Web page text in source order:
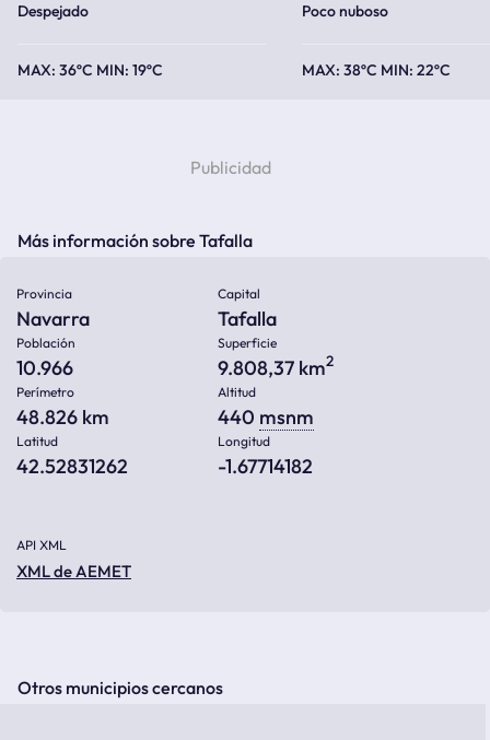
Despejado
36ºC 19ºC
Poco nuboso
38ºC 22ºC
Más información sobre Tafalla
Provincia
Navarra
Capital
Tafalla
Población
10.966
Superficie
9.808,37 km2
Perímetro
48.826 km
Altitud
440 msnm
Latitud
42.52831262
Longitud
-1.67714182
API XML
XML de AEMET
Otros municipios cercanos